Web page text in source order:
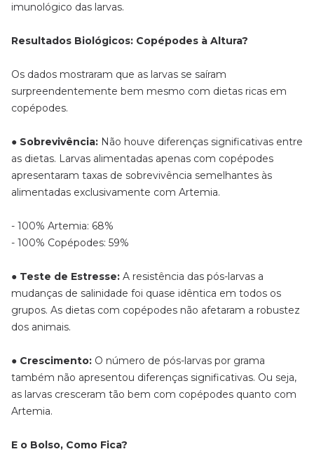
imunológico das larvas.
Resultados Biológicos: Copépodes à Altura?
Os dados mostraram que as larvas se saíram
surpreendentemente bem mesmo com dietas ricas em
copépodes.
● Sobrevivência: Não houve diferenças significativas entre
as dietas. Larvas alimentadas apenas com copépodes
apresentaram taxas de sobrevivência semelhantes às
alimentadas exclusivamente com Artemia.
- 100% Artemia: 68%
- 100% Copépodes: 59%
● Teste de Estresse: A resistência das pós-larvas a
mudanças de salinidade foi quase idêntica em todos os
grupos. As dietas com copépodes não afetaram a robustez
dos animais.
● Crescimento: O número de pós-larvas por grama
também não apresentou diferenças significativas. Ou seja,
as larvas cresceram tão bem com copépodes quanto com
Artemia.
E o Bolso, Como Fica?